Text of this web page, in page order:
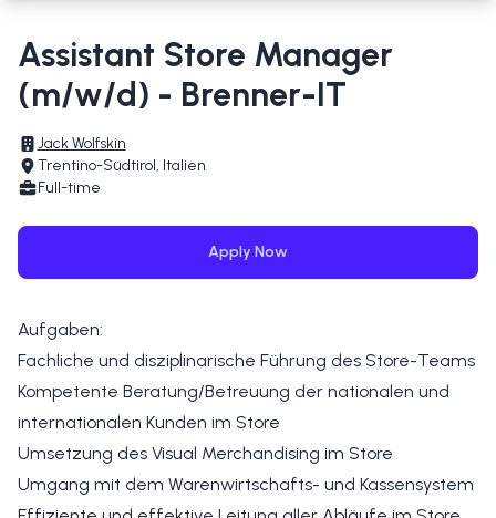
Assistant Store Manager
(m/w/d) - Brenner-IT
Jack Wolfskin
Trentino-Südtirol, Italien
Full-time
Apply Now
Aufgaben:
Fachliche und disziplinarische Führung des Store-Teams
Kompetente Beratung/Betreuung der nationalen und
internationalen Kunden im Store
Umsetzung des Visual Merchandising im Store
Umgang mit dem Warenwirtschafts- und Kassensystem